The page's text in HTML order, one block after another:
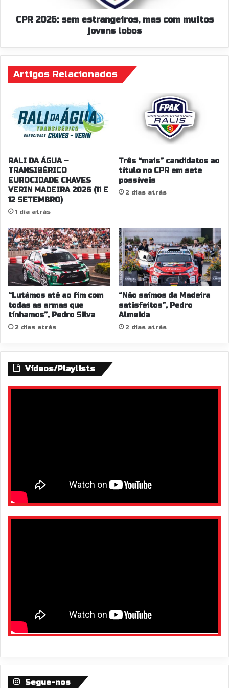
CPR 2026: sem estrangeiros, mas com muitos
jovens lobos
Artigos Relacionados
RALI DA ÁGUA –
TRANSIBÉRICO
EUROCIDADE CHAVES
VERIN MADEIRA 2026 (11 E
12 SETEMBRO)
1 dia atrás
Três “mais” candidatos ao
título no CPR em sete
possíveis
2 dias atrás
“Lutámos até ao fim com
todas as armas que
tínhamos”, Pedro Silva
2 dias atrás
“Não saímos da Madeira
satisfeitos”, Pedro
Almeida
2 dias atrás
Vídeos/Playlists
Segue-nos